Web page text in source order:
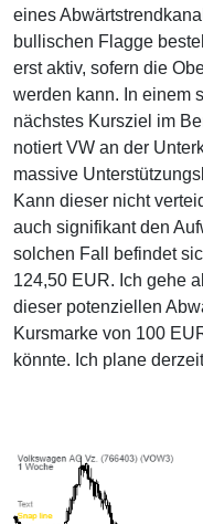
eines
bullischen Flagge
erst aktiv, sofern die
werden kann. In einem
nächstes Kursziel im
notiert VW an der
massive
Kann dieser nicht
auch signifikant den
solchen Fall befindet
124,50 EUR. Ich gehe
dieser potenziellen
Kursmarke von 100
könnte. Ich plane